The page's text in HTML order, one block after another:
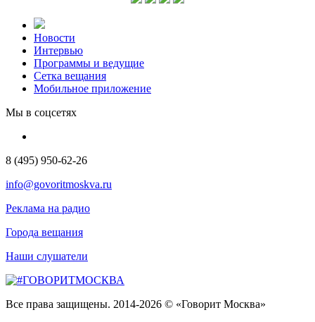
Новости
Интервью
Программы и ведущие
Сетка вещания
Мобильное приложение
Мы в соцсетях
8 (495) 950-62-26
info@govoritmoskva.ru
Реклама на радио
Города вещания
Наши слушатели
Все права защищены. 2014-2026 © «Говорит Москва»